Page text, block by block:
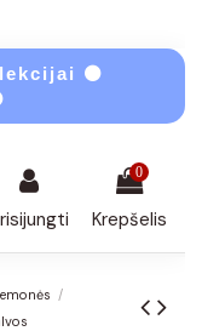
⚫
0
Krepšelis